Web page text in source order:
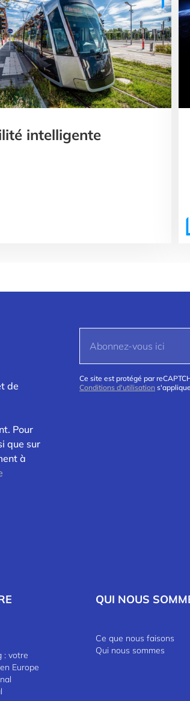
intelligente
de
Pour
que sur
à
Ce site est protégé par
Conditions d'utilisation
: votre
Europe
QUI NOUS
Ce que nous faisons
Qui nous sommes